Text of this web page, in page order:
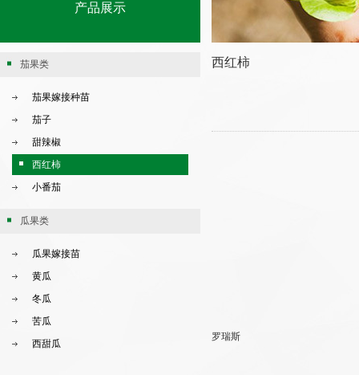
产品展示
茄果类
茄果嫁接种苗
茄子
甜辣椒
西红柿
小番茄
瓜果类
瓜果嫁接苗
黄瓜
冬瓜
苦瓜
西甜瓜
西红柿
罗瑞斯